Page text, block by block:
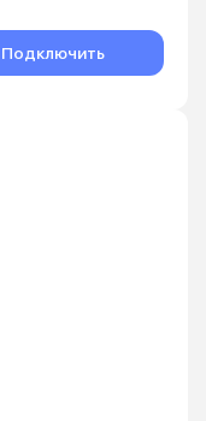
Подключить